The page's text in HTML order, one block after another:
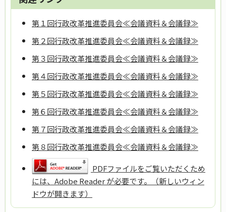
第１回行政改革推進委員会≪会議資料＆会議録≫
第２回行政改革推進委員会≪会議資料＆会議録≫
第３回行政改革推進委員会≪会議資料＆会議録≫
第４回行政改革推進委員会≪会議資料＆会議録≫
第５回行政改革推進委員会≪会議資料＆会議録≫
第６回行政改革推進委員会≪会議資料＆会議録≫
第７回行政改革推進委員会≪会議資料＆会議録≫
第８回行政改革推進委員会≪会議資料＆会議録≫
PDFファイルをご覧いただくため
には、Adobe Reader が必要です。（新しいウィン
ドウが開きます）